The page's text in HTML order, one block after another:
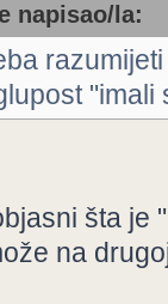
napisao/la:
"imali
šta je
na